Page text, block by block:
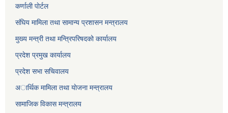
कर्णाली पाेर्टल
संघिय मामिला तथा सामान्य प्रशासन मन्त्रालय
मुख्य मन्त्री तथा मन्त्रिपरिषदको कार्यालय
प्रदेश प्रमुख कार्यालय
प्रदेश सभा सचिवालय
अार्थिक मामिला तथा याेजना मन्त्रालय
सामाजिक विकास मन्त्रालय